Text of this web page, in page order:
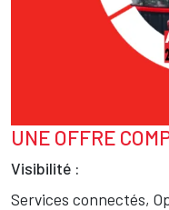
Texte
UNE OFFRE
Visibilité :
Services connectés,